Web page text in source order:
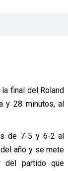
final del Roland
y 28 minutos, al
de 7-5 y 6-2 al
año y se mete
del partido que